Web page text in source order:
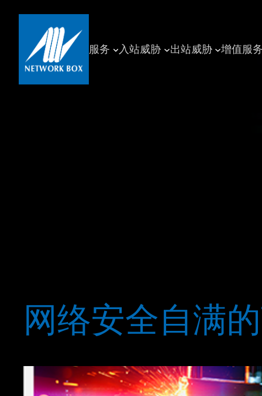
服务 入站威胁 出站威胁 增值服
网络安全自满